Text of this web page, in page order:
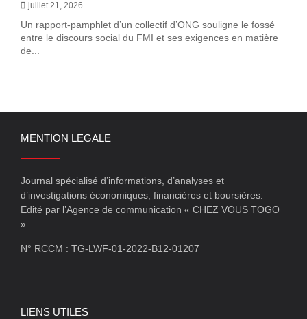
juillet 21, 2026
Un rapport-pamphlet d’un collectif d’ONG souligne le fossé
entre le discours social du FMI et ses exigences en matière
de...
MENTION LEGALE
Journal spécialisé d’informations, d’analyses et
d’investigations économiques, financières et boursières.
Edité par l’Agence de communication « CHEZ VOUS TOGO
»
N° RCCM : TG-LWF-01-2022-B12-01207
LIENS UTILES